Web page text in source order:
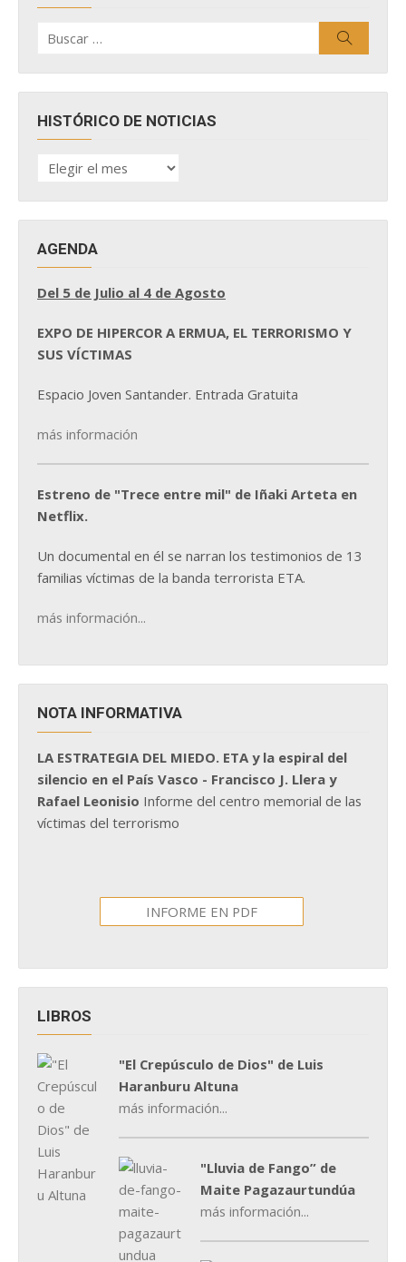
por:
HISTÓRICO DE NOTICIAS
HISTÓRICO
DE
AGENDA
Del 5 de Julio al 4 de Agosto
EXPO DE HIPERCOR A ERMUA, EL TERRORISMO Y
SUS VÍCTIMAS
Espacio Joven Santander. Entrada Gratuita
más información
Estreno de "Trece entre mil" de Iñaki Arteta en
Netflix.
Un documental en él se narran los testimonios de 13
familias víctimas de la banda terrorista ETA.
más información...
NOTA INFORMATIVA
LA ESTRATEGIA DEL MIEDO. ETA y la espiral del
silencio en el País Vasco - Francisco J. Llera y
Rafael Leonisio Informe del centro memorial de las
víctimas del terrorismo
INFORME EN PDF
LIBROS
"El Crepúsculo de Dios" de Luis
Haranburu Altuna
más información...
"Lluvia de Fango” de
Maite Pagazaurtundúa
más información...